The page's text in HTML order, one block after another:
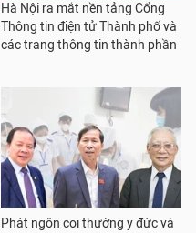
Hà Nội ra mắt nền tảng Cổng
Thông tin điện tử Thành phố và
các trang thông tin thành phần
Phát ngôn coi thường y đức và